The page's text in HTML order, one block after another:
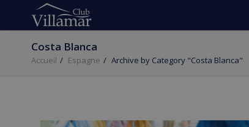
Costa Blanca
Accueil Espagne Archive by Category "Costa Blanca"